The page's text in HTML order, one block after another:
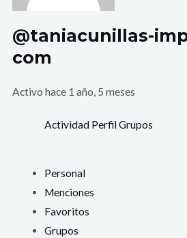
@taniacunillas-
com
Activo hace 1 año, 5 meses
Actividad PerfilGrupos
Personal
Menciones
Favoritos
Grupos